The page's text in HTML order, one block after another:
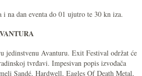
na dan eventa do 01 ujutro te 30 kn iza.
jedinstvenu Avanturu. Exit Festival održat će
tvrđavi. Impesivan popis izvođača
Sandé, Hardwell, Eagles Of Death Metal,